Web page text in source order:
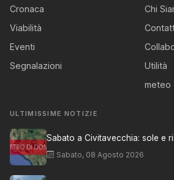
Cronaca
Viabilità
Eventi
Segnalazioni
Chi
Utilità
meteo
ULTIMISSIME NOTIZIE
Sabato a Civitavecchia: sole e
Sabato, 08 Agosto 2026